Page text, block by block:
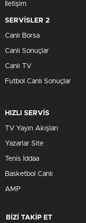
İletişim
SERVİSLER 2
Canlı Borsa
Canlı Sonuçlar
Canlı TV
Futbol Canlı Sonuçlar
HIZLI SERVİS
TV Yayın Akışları
Yazarlar Site
Tenis İddaa
Basketbol Canlı
AMP
BİZİ TAKİP ET